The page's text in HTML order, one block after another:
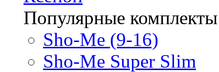
Популярные комплекты
Sho-Me (9-16)
Sho-Me Super Slim